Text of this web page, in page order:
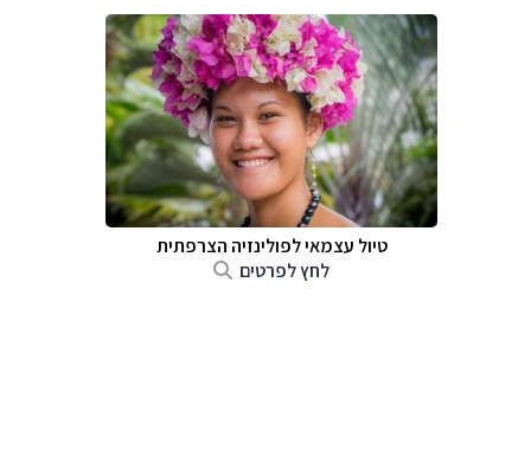
טיול עצמאי לפולינזיה הצרפתית
לחץ לפרטים